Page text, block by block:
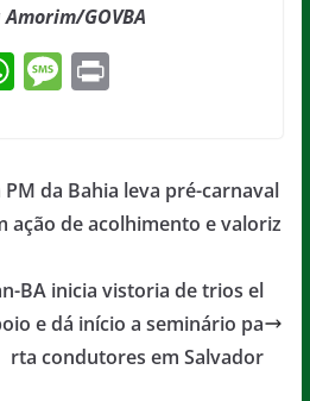
GOVBA
W
s
A
p
M
a
g
Pr
da Bahia leva pré-carnaval
ação de acolhimento e valoriz
BA inicia vistoria de trios el
e dá início a seminário pa
rta condutores em Salvador